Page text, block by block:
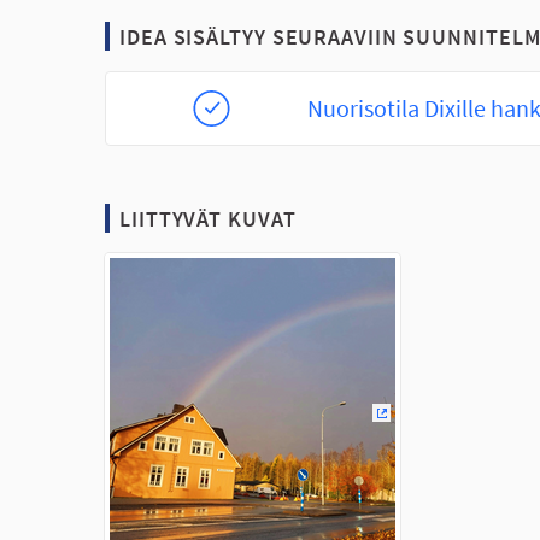
IDEA SISÄLTYY SEURAAVIIN
Nuorisotila Dixille
LIITTYVÄT KUVAT